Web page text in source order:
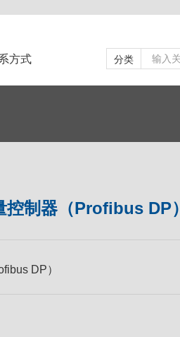
方式 分类
控制器（Profibus DP）
DP）